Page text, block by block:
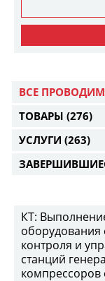
ВСЕ
ТОВАРЫ (276)
УСЛУГИ (263)
КТ:
оборудования
контроля и
станций
компрессоров